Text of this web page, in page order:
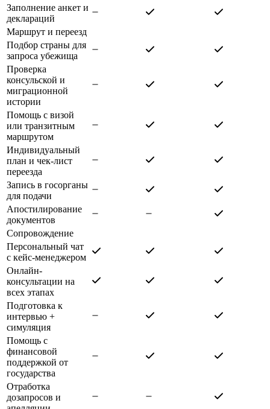
Заполнение анкет и
деклараций
Маршрут и переезд
Подбор страны для
запроса убежища
Проверка
консульской и
миграционной
истории
Помощь с визой
или транзитным
маршрутом
Индивидуальный
план и чек-лист
переезда
Запись в госорганы
для подачи
Апостилирование
документов
Сопровождение
Персональный чат
с кейс-менеджером
Онлайн-
консультации на
всех этапах
Подготовка к
интервью +
симуляция
Помощь с
финансовой
поддержкой от
государства
Отработка
дозапросов и